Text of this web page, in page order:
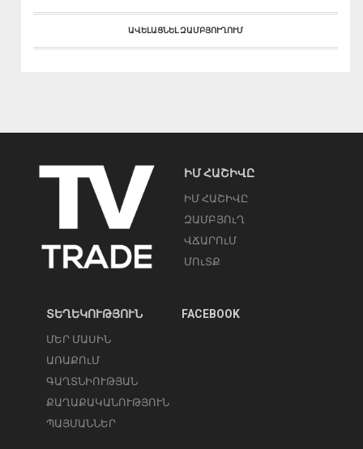
ԱՎԵԼԱՑՆԵԼ ԶԱՄԲՅՈՒՂՈՒՄ
ԻՄ ՀԱՇԻՎԸ
ԻՄ ՀԱՇԻՎԸ
ԶԱՄԲՅՈւՂ
ՎՃԱՐՈւՄ
ՄՈւՏՔ
ՏԵՂԵԿՈՒԹՅՈՒՆ
ՄԵՐ ՄԱՍԻՆ
ԱՌԱՔՈւՄ
ԳԱՂՏՆԻՈՒԹՅԱՆ
ՔԱՂԱՔԱԿԱՆՈՒԹՅՈՒՆ
ՊԱՅՄԱՆՆԵՐ
FACEBOOK